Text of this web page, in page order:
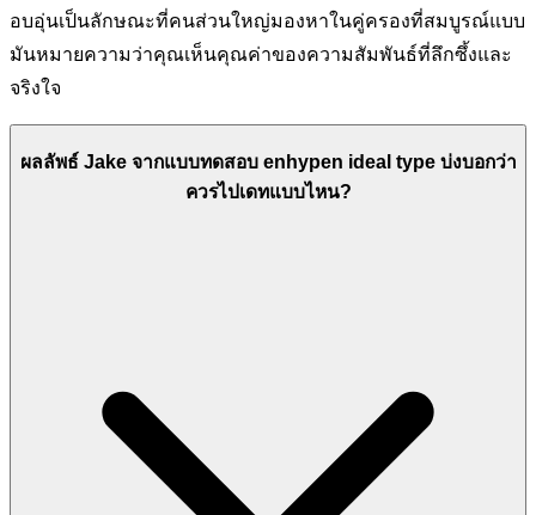
อบอุ่นเป็นลักษณะที่คนส่วนใหญ่มองหาในคู่ครองที่สมบูรณ์แบบ
มันหมายความว่าคุณเห็นคุณค่าของความสัมพันธ์ที่ลึกซึ้งและ
จริงใจ
ผลลัพธ์ Jake จากแบบทดสอบ enhypen ideal type บ่งบอกว่า
ควรไปเดทแบบไหน?